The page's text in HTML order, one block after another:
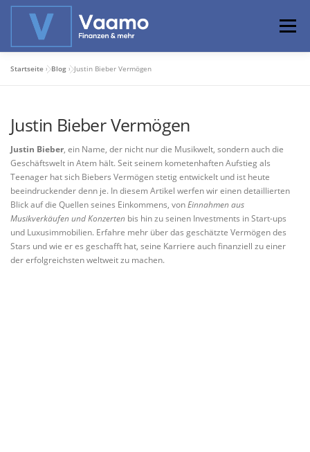
Zum
Menü
PROFIWISSEN ALTERSVORSORGE
PRIVATIER WERDEN
Startseite »Blog »Justin Bieber Vermögen
Justin Bieber Vermögen
Justin Bieber, ein Name, der nicht nur die Musikwelt, sondern auch die
Geschäftswelt in Atem hält. Seit seinem kometenhaften Aufstieg als
Teenager hat sich Biebers Vermögen stetig entwickelt und ist heute
beeindruckender denn je. In diesem Artikel werfen wir einen detaillierten
Blick auf die Quellen seines Einkommens, vonEinnahmen aus
Musikverkäufen und Konzerten bis hin zu seinen Investments in Start-ups
und Luxusimmobilien. Erfahre mehr über das geschätzte Vermögen des
Stars und wie er es geschafft hat, seine Karriere auch finanziell zu einer
der erfolgreichsten weltweit zu machen.